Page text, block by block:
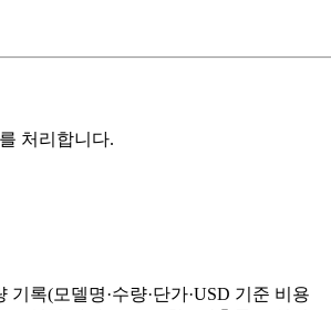
처리합니다.
록(모델명·수량·단가·USD 기준 비용